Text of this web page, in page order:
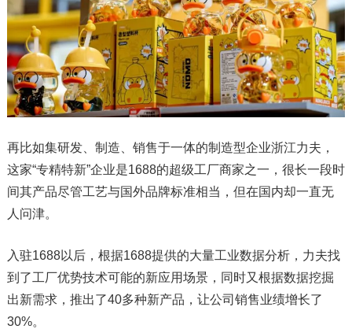
再比如集研发、制造、销售于一体的制造型企业浙江力夫，
这家“专精特新”企业是1688的超级工厂商家之一，很长一段时
间其产品尽管工艺与国外品牌标准相当，但在国内却一直无
人问津。
入驻1688以后，根据1688提供的大量工业数据分析，力夫找
到了工厂优势技术可能的新应用场景，同时又根据数据挖掘
出新需求，推出了40多种新产品，让公司销售业绩增长了
30%。